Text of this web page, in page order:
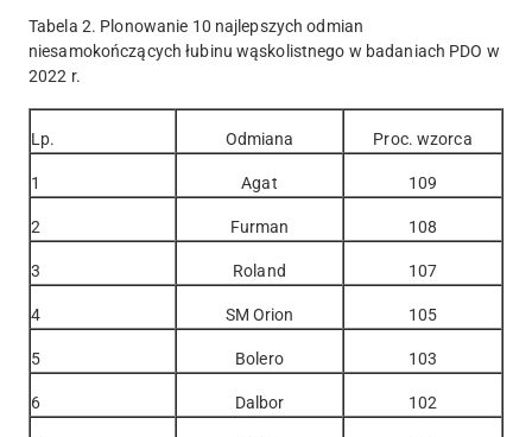
Tabela 2. Plonowanie 10 najlepszych odmian
niesamokończących łubinu wąskolistnego w badaniach PDO w
2022 r.
Lp. Odmiana Proc. wzorca
1 Agat 109
2 Furman 108
3 Roland 107
4 SM Orion 105
5 Bolero 103
6 Dalbor 102